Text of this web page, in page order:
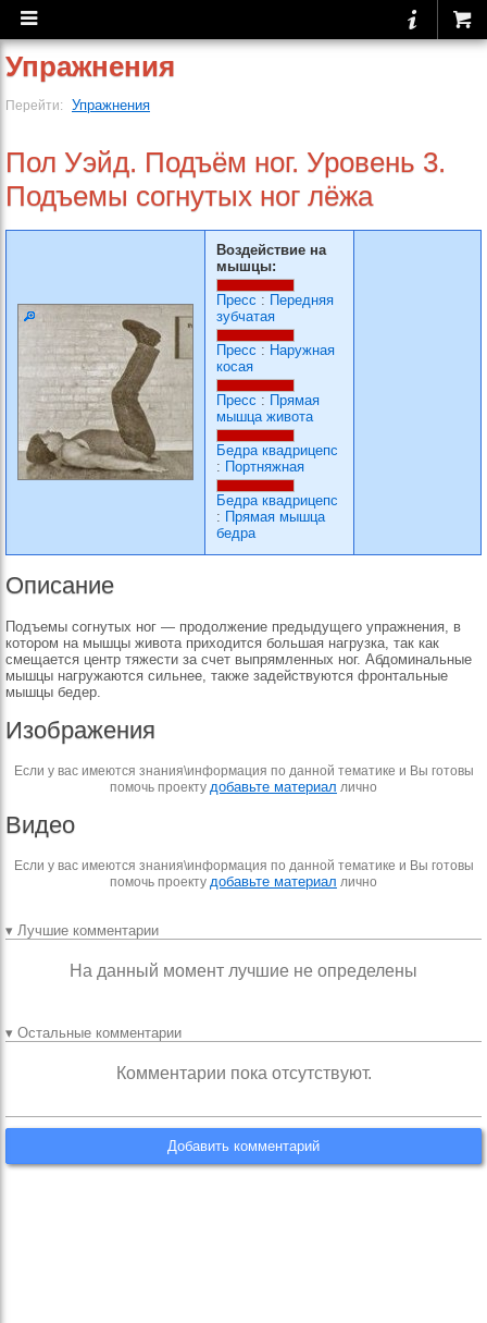
Упражнения
Перейти: Упражнения
Пол Уэйд. Подъём ног. Уровень 3.
Подъемы согнутых ног лёжа
Воздействие на
мышцы:
Пресс : Передняя
зубчатая
Пресс : Наружная
косая
Пресс : Прямая
мышца живота
Бедра квадрицепс
: Портняжная
Бедра квадрицепс
: Прямая мышца
бедра
Описание
Подъемы согнутых ног — продолжение предыдущего упражнения, в
котором на мышцы живота приходится большая нагрузка, так как
смещается центр тяжести за счет выпрямленных ног. Абдоминальные
мышцы нагружаются сильнее, также задействуются фронтальные
мышцы бедер.
Изображения
Если у вас имеются знания\информация по данной тематике и Вы готовы
помочь проекту добавьте материал лично
Видео
Если у вас имеются знания\информация по данной тематике и Вы готовы
помочь проекту добавьте материал лично
▾ Лучшие комментарии
На данный момент лучшие не определены
▾ Остальные комментарии
Комментарии пока отсутствуют.
Добавить комментарий